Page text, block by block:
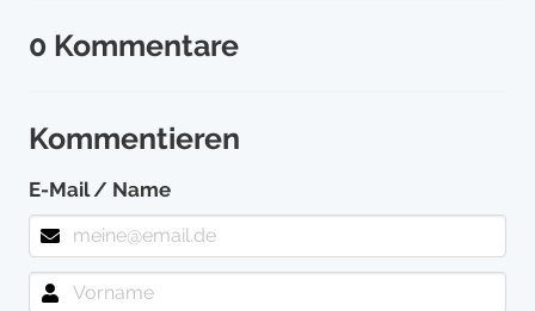
0 Kommentare
Kommentieren
E-Mail / Name